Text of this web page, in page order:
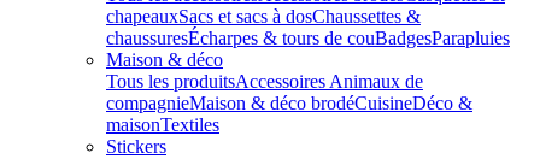
chapeauxSacs et sacs à dosChaussettes &
chaussuresÉcharpes & tours de couBadgesParapluies
Maison & déco
Tous les produitsAccessoires Animaux de
compagnieMaison & déco brodéCuisineDéco &
maisonTextiles
Stickers